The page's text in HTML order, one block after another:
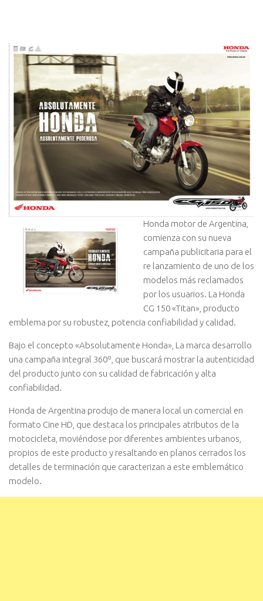
Honda motor de Argentina,
comienza con su nueva
campaña publicitaria para el
re lanzamiento de uno de los
modelos más reclamados
por los usuarios. La Honda
CG 150 «Titan», producto
emblema por su robustez, potencia confiabilidad y calidad.
Bajo el concepto «Absolutamente Honda», La marca desarrollo
una campaña integral 360º, que buscará mostrar la autenticidad
del producto junto con su calidad de fabricación y alta
confiabilidad.
Honda de Argentina produjo de manera local un comercial en
formato Cine HD, que destaca los principales atributos de la
motocicleta, moviéndose por diferentes ambientes urbanos,
propios de este producto y resaltando en planos cerrados los
detalles de terminación que caracterizan a este emblemático
modelo.